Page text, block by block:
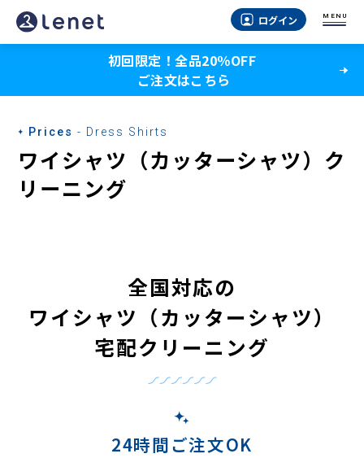
ログイン MENU
初回限定！全品20％OFF
ご注文はこちら
Prices - Dress Shirts
ワイシャツ（カッターシャツ）ク
リーニング
全国対応の
ワイシャツ（カッターシャツ）
宅配クリーニング
24時間ご注文OK